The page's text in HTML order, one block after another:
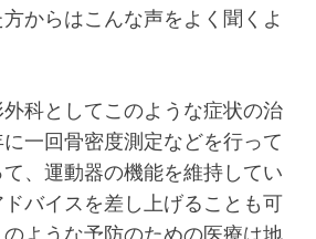
からはこんな声をよく聞くよ
科としてこのような症状の治
一回骨密度測定などを行って
、運動器の機能を維持してい
バイスを差し上げることも可
ような予防のための医療は地